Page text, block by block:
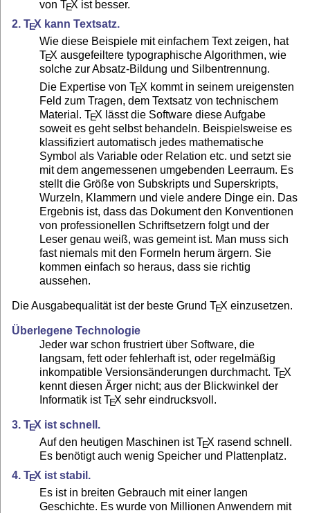
vonTEX ist besser.
2.TEX kann Textsatz.
Wie diese Beispiele mit einfachem Text zeigen, hat
TEX ausgefeiltere typographische Algorithmen, wie
solche zur Absatz-Bildung und Silbentrennung.
Die Expertise vonTEX kommt in seinem ureigensten
Feld zum Tragen, dem Textsatz von technischem
Material.TEX lässt die Software diese Aufgabe
soweit es geht selbst behandeln. Beispielsweise es
klassifiziert automatisch jedes mathematische
Symbol als Variable oder Relation etc. und setzt sie
mit dem angemessenen umgebenden Leerraum. Es
stellt die Größe von Subskripts und Superskripts,
Wurzeln, Klammern und viele andere Dinge ein. Das
Ergebnis ist, dass das Dokument den Konventionen
von professionellen Schriftsetzern folgt und der
Leser genau weiß, was gemeint ist. Man muss sich
fast niemals mit den Formeln herum ärgern. Sie
kommen einfach so heraus, dass sie richtig
aussehen.
Die Ausgabequalität ist der beste GrundTEX einzusetzen.
Überlegene Technologie
Jeder war schon frustriert über Software, die
langsam, fett oder fehlerhaft ist, oder regelmäßig
inkompatible Versionsänderungen durchmacht.TEX
kennt diesen Ärger nicht; aus der Blickwinkel der
Informatik istTEX sehr eindrucksvoll.
3.TEX ist schnell.
Auf den heutigen Maschinen istTEX rasend schnell.
Es benötigt auch wenig Speicher und Plattenplatz.
4.TEX ist stabil.
Es ist in breiten Gebrauch mit einer langen
Geschichte. Es wurde von Millionen Anwendern mit